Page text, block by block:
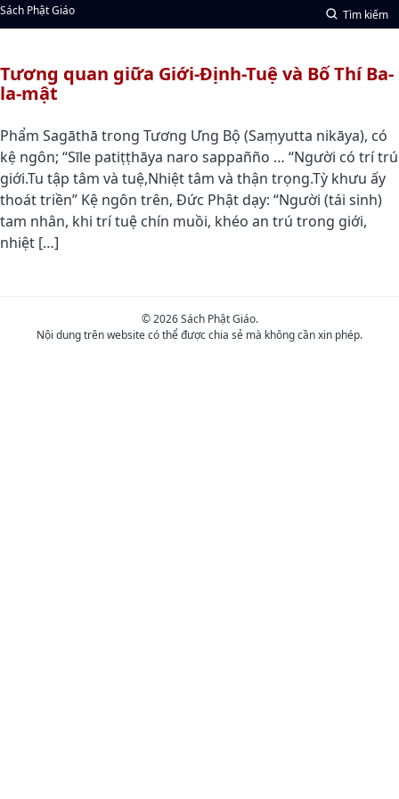
Sách Phật Giáo Tìm kiếm
Tương quan giữa Giới-Định-Tuệ và Bố Thí Ba-
la-mật
Phẩm Sagāthā trong Tương Ưng Bộ (Saṃyutta nikāya), có
kệ ngôn; “Sīle patiṭṭhāya naro sappañño … “Người có trí trú
giới.Tu tập tâm và tuệ,Nhiệt tâm và thận trọng.Tỳ khưu ấy
thoát triền” Kệ ngôn trên, Đức Phật dạy: “Người (tái sinh)
tam nhân, khi trí tuệ chín muồi, khéo an trú trong giới,
nhiệt […]
© 2026 Sách Phật Giáo.
Nội dung trên website có thể được chia sẻ mà không cần xin phép.